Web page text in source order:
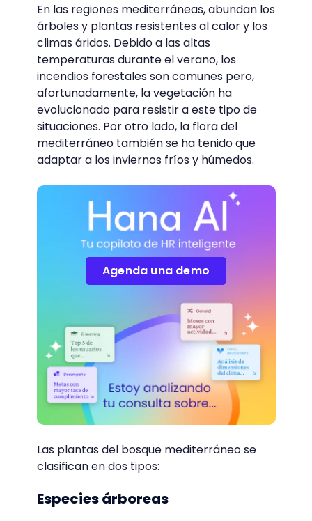
En las regiones mediterráneas, abundan los
árboles y plantas resistentes al calor y los
climas áridos. Debido a las altas
temperaturas durante el verano, los
incendios forestales son comunes pero,
afortunadamente, la vegetación ha
evolucionado para resistir a este tipo de
situaciones. Por otro lado, la flora del
mediterráneo también se ha tenido que
adaptar a los inviernos fríos y húmedos.
Agenda una demo
Las plantas del bosque mediterráneo se
clasifican en dos tipos:
Especies árboreas